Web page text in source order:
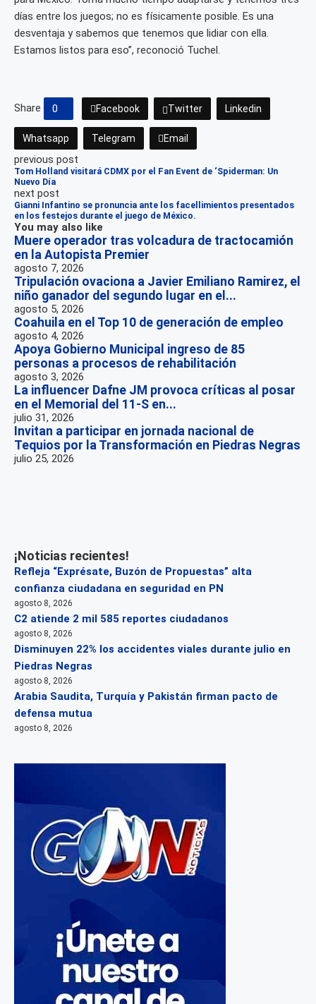
días entre los juegos; no es físicamente posible. Es una
desventaja y sabemos que tenemos que lidiar con ella.
Estamos listos para eso”, reconoció Tuchel.
Share 0 Facebook Twitter Linkedin
Whatsapp Telegram Email
previous post
Tom Holland visitará CDMX por el Fan Event de ‘Spiderman: Un
Nuevo Día
next post
Gianni Infantino se pronuncia ante los facellimientos presentados
en los festejos durante el juego de México.
You may also like
Muere operador tras volcadura de tractocamión
en la Autopista Premier
agosto 7, 2026
Tripulación ovaciona a Javier Emiliano Ramirez, el
niño ganador del segundo lugar en el...
agosto 5, 2026
Coahuila en el Top 10 de generación de empleo
agosto 4, 2026
Apoya Gobierno Municipal ingreso de 85
personas a procesos de rehabilitación
agosto 3, 2026
La influencer Dafne JM provoca críticas al posar
en el Memorial del 11-S en...
julio 31, 2026
Invitan a participar en jornada nacional de
Tequios por la Transformación en Piedras Negras
julio 25, 2026
¡Noticias recientes!
Refleja “Exprésate, Buzón de Propuestas” alta
confianza ciudadana en seguridad en PN
agosto 8, 2026
C2 atiende 2 mil 585 reportes ciudadanos
agosto 8, 2026
Disminuyen 22% los accidentes viales durante julio en
Piedras Negras
agosto 8, 2026
Arabia Saudita, Turquía y Pakistán firman pacto de
defensa mutua
agosto 8, 2026